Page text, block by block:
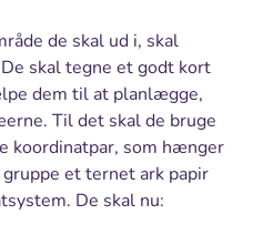
de skal ud i, skal
skal tegne et godt kort
dem til at planlægge,
Til det skal de bruge
koordinatpar, som hænger
et ternet ark papir
De skal nu: